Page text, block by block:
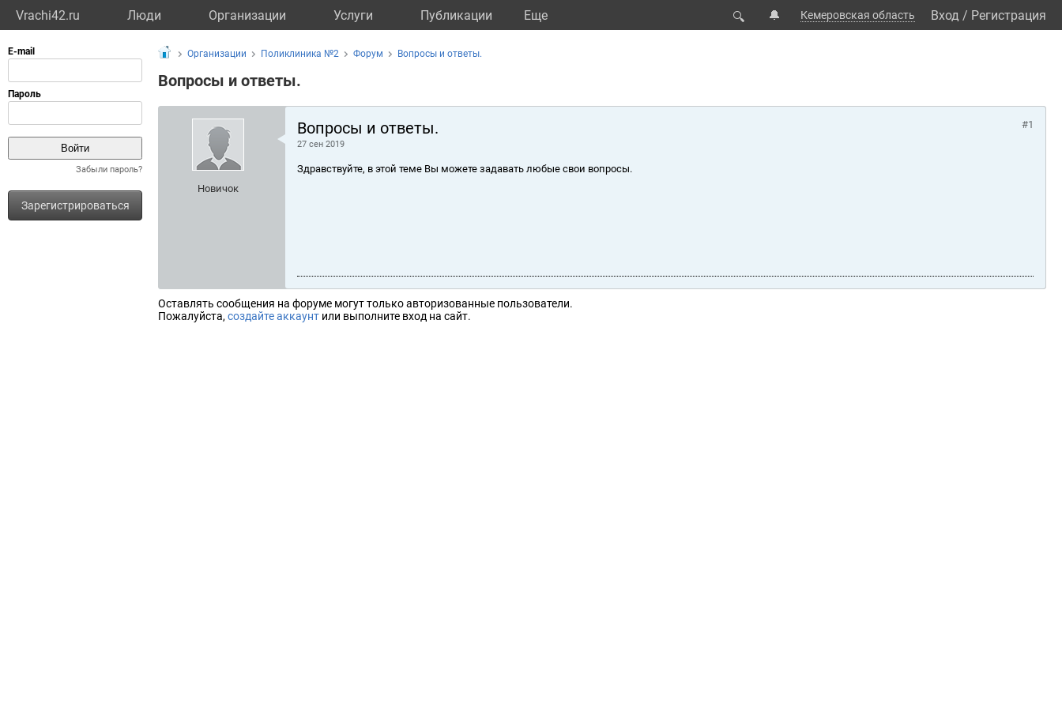
Vrachi42.ru Люди Организации Услуги Публикации Eще 🔍 🔔 Кемеровская область Вход / Регистрация
Забыли пароль?
Зарегистрироваться
Организации Поликлиника №2 Форум Вопросы и ответы.
Вопросы и ответы.
Новичок
Вопросы и ответы.
27 сен 2019
#1
Здравствуйте, в этой теме Вы можете задавать любые свои вопросы.
Оставлять сообщения на форуме могут только авторизованные пользователи.
Пожалуйста, создайте аккаунт или выполните вход на сайт.